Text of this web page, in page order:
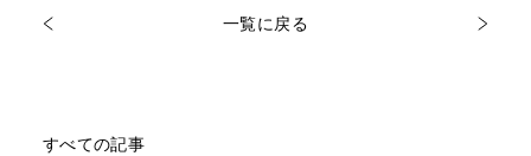
一覧に戻る
すべての記事